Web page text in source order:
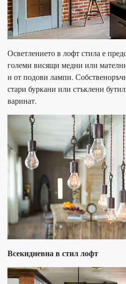
Осветлението в лофт стила е
големи висящи медни или
и от подови лампи.
стари буркани или стъклени
варинат.
Всекидневна в стил лофт